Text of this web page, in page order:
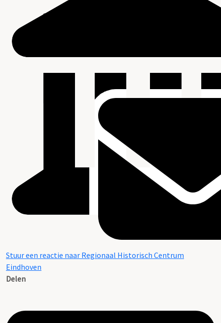
Stuur een reactie naar Regionaal Historisch Centrum
Eindhoven
Delen